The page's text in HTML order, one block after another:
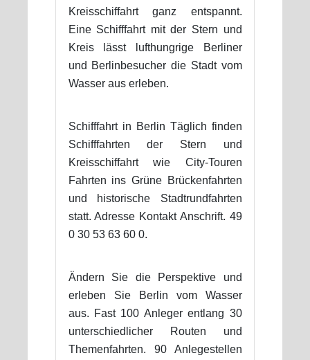
Kreisschiffahrt ganz entspannt.
Eine Schifffahrt mit der Stern und
Kreis lässt lufthungrige Berliner
und Berlinbesucher die Stadt vom
Wasser aus erleben.
Schifffahrt in Berlin Täglich finden
Schifffahrten der Stern und
Kreisschiffahrt wie City-Touren
Fahrten ins Grüne Brückenfahrten
und historische Stadtrundfahrten
statt. Adresse Kontakt Anschrift. 49
0 30 53 63 60 0.
Ändern Sie die Perspektive und
erleben Sie Berlin vom Wasser
aus. Fast 100 Anleger entlang 30
unterschiedlicher Routen und
Themenfahrten. 90 Anlegestellen